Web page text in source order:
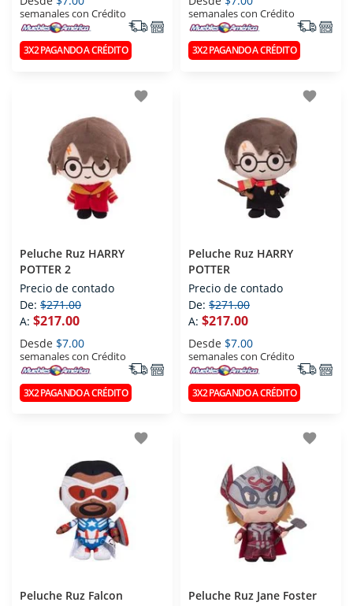
semanales con Crédito
3X2 PAGANDO A CRÉDITO
semanales con Crédito
3X2 PAGANDO A CRÉDITO
favorite
Peluche Ruz HARRY
POTTER 2
Precio de contado
De: $271.00
A: $217.00
Desde $7.00
semanales con Crédito
3X2 PAGANDO A CRÉDITO
favorite
Peluche Ruz HARRY
POTTER
Precio de contado
De: $271.00
A: $217.00
Desde $7.00
semanales con Crédito
3X2 PAGANDO A CRÉDITO
favorite
Peluche Ruz Falcon
favorite
Peluche Ruz Jane Foster